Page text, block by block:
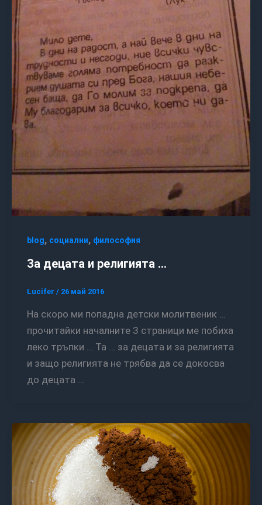
blog, социални, философия
За децата и религията …
Lucifer / 26 май 2016
На скоро ми попадна детски молитвеник …
прочитайки началните 3 страници ме побиха
леко тръпки … Та … за децата и за религията
и защо религията не трябва да се докосва
до децата …